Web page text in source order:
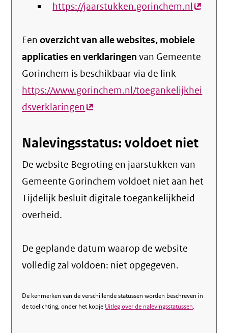
https://jaarstukken.gorinchem.nl
Eenoverzicht van alle websites, mobiele
applicaties en verklaringen van Gemeente
Gorinchem is beschikbaar via de link
https://www.gorinchem.nl/toegankelijkhei
dsverklaringen(externe
Nalevingsstatus: voldoet niet
De website Begroting en jaarstukken van
Gemeente Gorinchem voldoet niet aan het
Tijdelijk besluit digitale toegankelijkheid
overheid.
De geplande datum waarop de website
volledig zal voldoen: niet opgegeven.
De kenmerken van de verschillende statussen worden beschreven in
de toelichting, onder het kopje Uitleg over de nalevingsstatussen.